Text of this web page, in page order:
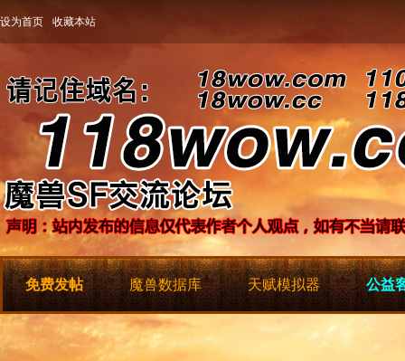
设为首页 收藏本站
免费发帖 魔兽数据库 天赋模拟器 公益